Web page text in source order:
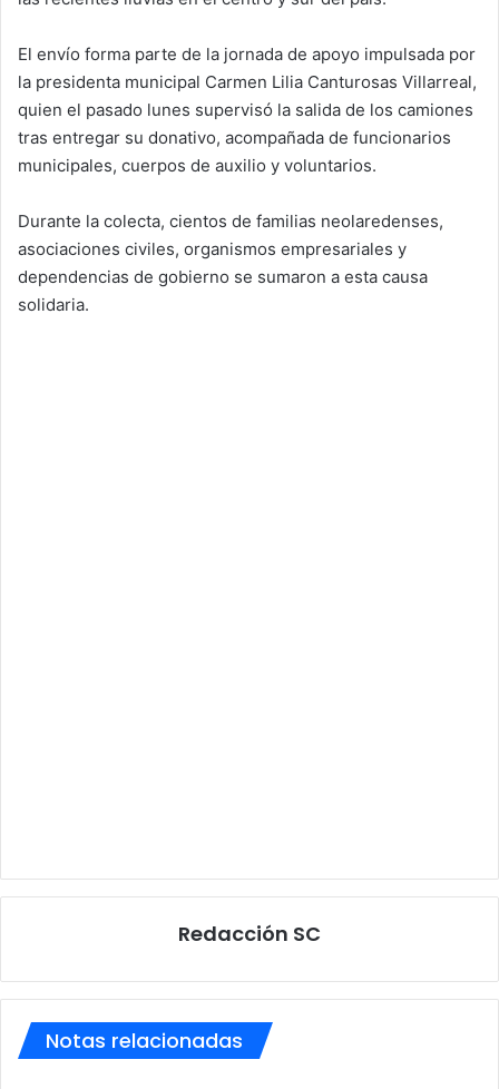
El envío forma parte de la jornada de apoyo impulsada por
la presidenta municipal Carmen Lilia Canturosas Villarreal,
quien el pasado lunes supervisó la salida de los camiones
tras entregar su donativo, acompañada de funcionarios
municipales, cuerpos de auxilio y voluntarios.
Durante la colecta, cientos de familias neolaredenses,
asociaciones civiles, organismos empresariales y
dependencias de gobierno se sumaron a esta causa
solidaria.
Redacción SC
Notas relacionadas